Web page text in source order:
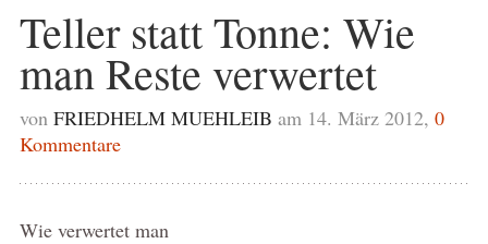
Teller statt Tonne: Wie
man Reste verwertet
von FRIEDHELM MUEHLEIB am 14. März 2012, 0
Kommentare
Wie verwertet man